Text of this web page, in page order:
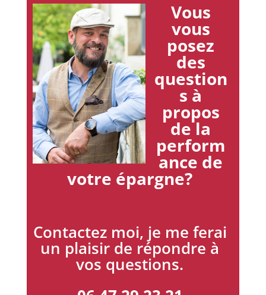
Vous
vous
posez
des
question
s à
propos
de la
perform
ance de
votre épargne?
Contactez moi, je me ferai
un plaisir de répondre à
vos questions.